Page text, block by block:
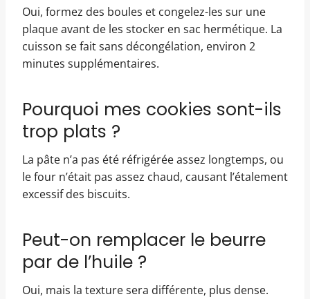
Oui, formez des boules et congelez-les sur une
plaque avant de les stocker en sac hermétique. La
cuisson se fait sans décongélation, environ 2
minutes supplémentaires.
Pourquoi mes cookies sont-ils
trop plats ?
La pâte n’a pas été réfrigérée assez longtemps, ou
le four n’était pas assez chaud, causant l’étalement
excessif des biscuits.
Peut-on remplacer le beurre
par de l’huile ?
Oui, mais la texture sera différente, plus dense.